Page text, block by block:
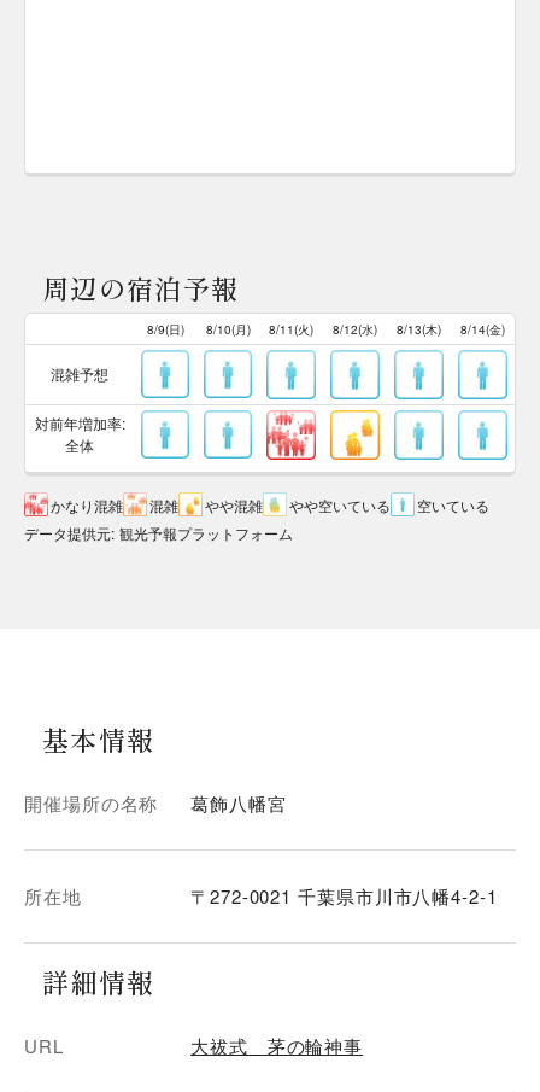
周辺の宿泊予報
8/9(日) 8/10(月) 8/11(火) 8/12(水) 8/13(木) 8/14(金)
混雑予想
対前年増加率:
全体
かなり混雑 混雑 やや混雑 やや空いている
空いている
データ提供元: 観光予報プラットフォーム
基本情報
開催場所の名称 葛飾八幡宮
所在地 〒272-0021 千葉県市川市八幡4-2-1
詳細情報
URL 大祓式 茅の輪神事